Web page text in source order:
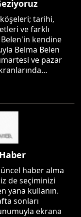
tarihi,
ve farklı
kendine
Belma Belen
ve pazar
haber alma
de seçiminizi
yana kullanın.
sonları
ekrana